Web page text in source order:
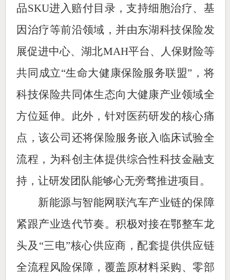
品SKU进入赔付目录，支持细胞治疗、基
因治疗等前沿领域，并由东湖科技保险发
展促进中心、湖北MAH平台、人保财险等
共同成立“生命大健康保险服务联盟”，将
科技保险共同体生态向大健康产业领域全
方位延伸。此外，针对医药研发的核心痛
点，该公司还将保险服务嵌入临床试验全
流程，为科创主体提供综合性科技金融支
持，让研发团队能够心无旁骛推进项目。
新能源与智能网联汽车产业链的保障
紧跟产业迭代节奏。积极对接在鄂整车龙
头及“三电”核心供应商，配套提供供应链
全流程风险保障，覆盖原材料采购、零部